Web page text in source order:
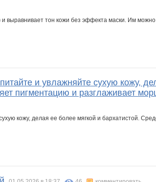
и увлажняйте сухую кожу,
пигментацию и разглаживает